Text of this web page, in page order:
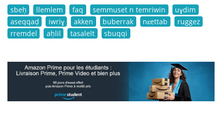
sbeḥ llemlem faq semmuset n temriwin
uɣdim
aseqqaḍ
iwriɣ akken buberrak nɛettab
ruggez
rremdel
aḥlil tasalelt sbuqqi